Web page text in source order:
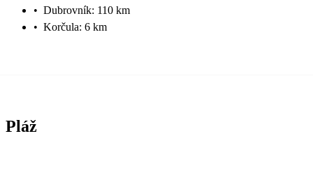
• Dubrovník: 110 km
• Korčula: 6 km
Pláž